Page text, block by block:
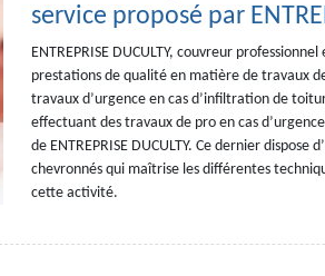
service proposé par
ENTREPRISE DUCULTY, couvreur
prestations de qualité en matière de travaux
travaux d’urgence en cas d’infiltration de
effectuant des travaux de pro en cas
de ENTREPRISE DUCULTY. Ce dernier
chevronnés qui maîtrise les différentes
cette activité.